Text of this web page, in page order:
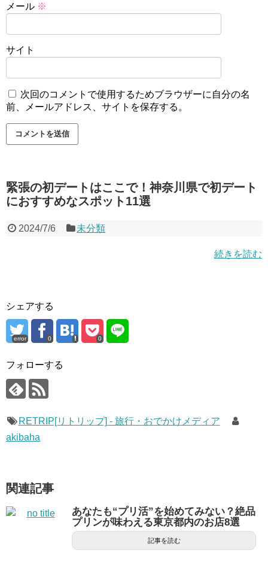
メール ※
サイト
次回のコメントで使用するためブラウザーに自分の名
前、メールアドレス、サイトを保存する。
緊張の初デートはここで！神奈川県で初デート
におすすめなスポット11選
2024/7/6 未分類
続きを読む
シェアする
error 0 0
フォローする
RETRIP[リトリップ] - 旅行・おでかけメディア
akibaha
関連記事
あなたも“プリ活”を始めてみない？絶品
プリンが味わえる東京都内のお店8選
記事を読む